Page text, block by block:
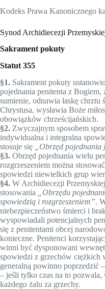
Kodeks Prawa Kanonicznego
Synod Archidiecezji
Sakrament pokuty
Statut 355
§1. Sakrament pokuty
pojednania penitenta z Bogiem,
sumienie, odnawia łaskę chrztu
Chrystusa, wysławia Boże
obowiązków chrześcijańskich.
§2. Zwyczajnym sposobem
indywidualna i integralna
stosuje się
„Obrzęd
§3. Obrzęd pojednania wielu
rozgrzeszeniem można
spowiedzi niewielkich grup
§4. W Archidiecezji
stosowania
„Obrzędu
spowiedzią i rozgrzeszeniem”.
niebezpieczeństwo śmierci i
wyspowiadali potencjalnych
się z penitentami obcej
konieczne. Penitenci
winni być dysponowani
spowiedzi z grzechów ciężkich
generalną powinno poprzedzić
– jeśli tylko czas na to
każdego żalu za grzechy.